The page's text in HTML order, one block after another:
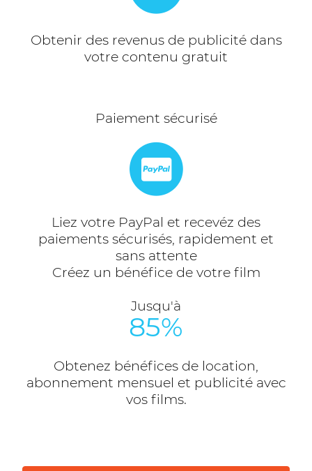
Obtenir des revenus de publicité dans
votre contenu gratuit
Paiement sécurisé
Liez votre PayPal et recevéz des
paiements sécurisés, rapidement et
sans attente
Créez un bénéfice de votre film
Jusqu'à
85%
Obtenez bénéfices de location,
abonnement mensuel et publicité avec
vos films.